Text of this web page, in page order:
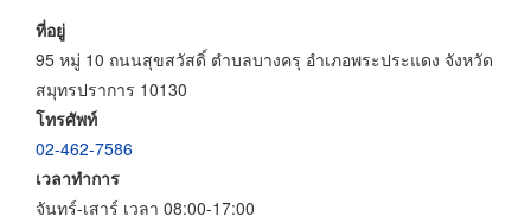
ที่อยู่
95 หมู่ 10 ถนนสุขสวัสดิ์ ตำบลบางครุ อำเภอพระประแดง จังหวัด
สมุทรปราการ 10130
โทรศัพท์
02-462-7586
เวลาทำการ
จันทร์-เสาร์ เวลา 08:00-17:00